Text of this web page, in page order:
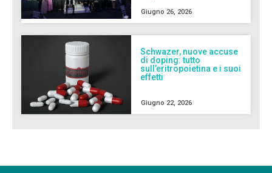
Giugno 26, 2026
Schwazer, nuove accuse
di doping: tutto
sull’eritropoietina e i suoi
effetti
Giugno 22, 2026